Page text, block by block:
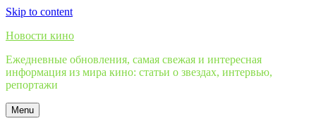
Skip to content
Новости кино
Ежедневные обновления, самая свежая и интересная
информация из мира кино: статьи о звездах, интервью,
репортажи
Menu